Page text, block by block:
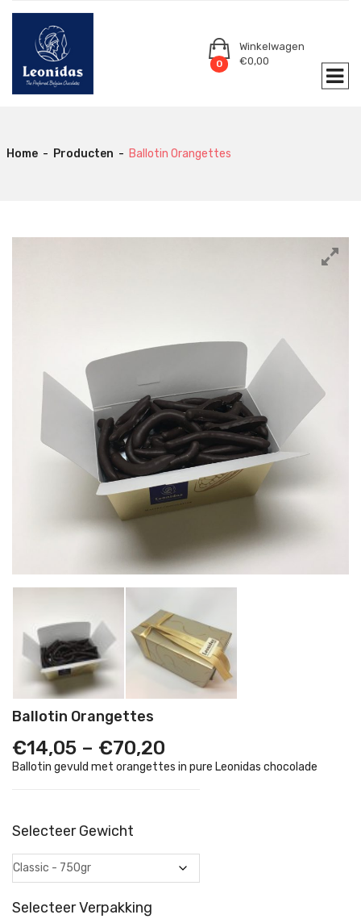
0
Winkelwagen
€0,00
Home - Producten - Ballotin Orangettes
Ballotin Orangettes
€14,05 – €70,20
range:
Ballotin gevuld met orangettes in pure Leonidas chocolade
Selecteer Gewicht
Selecteer Verpakking